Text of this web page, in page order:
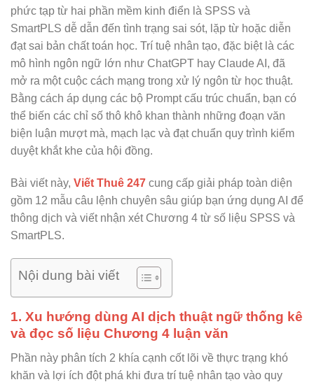
phức tạp từ hai phần mềm kinh điển là SPSS và
SmartPLS dễ dẫn đến tình trạng sai sót, lặp từ hoặc diễn
đạt sai bản chất toán học. Trí tuệ nhân tạo, đặc biệt là các
mô hình ngôn ngữ lớn như ChatGPT hay Claude AI, đã
mở ra một cuộc cách mạng trong xử lý ngôn từ học thuật.
Bằng cách áp dụng các bộ Prompt cấu trúc chuẩn, bạn có
thể biến các chỉ số thô khô khan thành những đoạn văn
biện luận mượt mà, mạch lạc và đạt chuẩn quy trình kiểm
duyệt khắt khe của hội đồng.
Bài viết này, Viết Thuê 247 cung cấp giải pháp toàn diện
gồm 12 mẫu câu lệnh chuyên sâu giúp bạn ứng dụng AI để
thông dịch và viết nhận xét Chương 4 từ số liệu SPSS và
SmartPLS.
Nội dung bài viết
1. Xu hướng dùng AI dịch thuật ngữ thống kê
và đọc số liệu Chương 4 luận văn
Phần này phân tích 2 khía cạnh cốt lõi về thực trạng khó
khăn và lợi ích đột phá khi đưa trí tuệ nhân tạo vào quy